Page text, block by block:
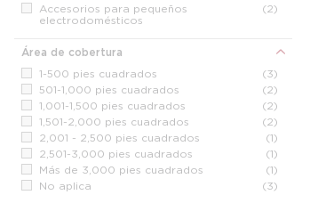
Accesorios para pequeños
electrodomésticos
(2)
Área de cobertura
1-500 pies cuadrados
(3)
501-1,000 pies cuadrados
(2)
1,001-1,500 pies cuadrados
(2)
1,501-2,000 pies cuadrados
(2)
2,001 - 2,500 pies cuadrados
(1)
2,501-3,000 pies cuadrados
(1)
Más de 3,000 pies cuadrados
(1)
No aplica
(3)